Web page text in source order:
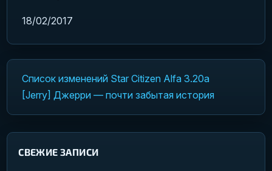
18/02/2017
Навигация по записям
Список изменений Star Citizen Alfa 3.20a
[Jerry] Джерри — почти забытая история
СВЕЖИЕ ЗАПИСИ